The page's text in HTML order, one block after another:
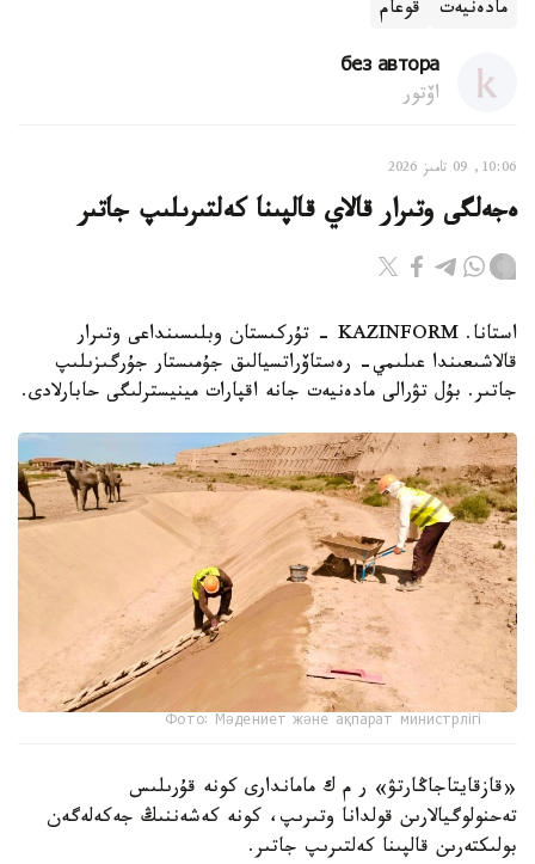
مادەنيەت قوعام
без автора
اۆتور
10:06, 09 تامىز 2026
ەجەلگى وتىرار قالاي قالپىنا كەلتىرىلىپ جاتىر
استانا. KAZINFORM - تۇركىستان وبلىسىنداعى وتىرار
قالاشىعىندا عىلىمي- رەستاۆراتسيالىق جۇمىستار جۇرگىزىلىپ
جاتىر. بۇل تۋرالى مادەنيەت جانە اقپارات مينيسترلىگى حابارلادى.
Фото: Мәдениет және ақпарат министрлігі
«قازقايتاجاڭارتۋ» ر م ك ماماندارى كونە قۇرىلىس
تەحنولوگيالارىن قولدانا وتىرىپ، كونە كەشەننىڭ جەكەلەگەن
بولىكتەرىن قالپىنا كەلتىرىپ جاتىر.